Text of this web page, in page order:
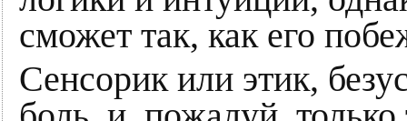
сможет так, как его
Сенсорик или этик,